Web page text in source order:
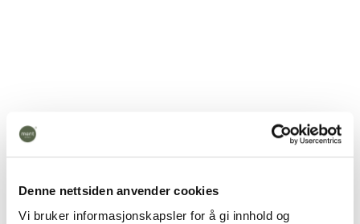
Denne nettsiden anvender cookies
Vi bruker informasjonskapsler for å gi innhold og
Resirkulert Skrå
vase